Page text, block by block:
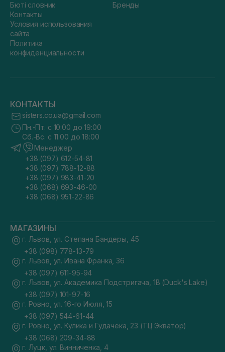
Бюті словник
Контакты
Условия использования
сайта
Политика
конфиденциальности
Бренды
КОНТАКТЫ
sisters.co.ua@gmail.com
Пн.-Пт. с 10:00 до 19:00
Сб.-Вс. с 11:00 до 18:00
Менеджер
+38 (097) 612-54-81
+38 (097) 788-12-88
+38 (097) 983-41-20
+38 (068) 693-46-00
+38 (068) 951-22-86
МАГАЗИНЫ
г. Львов, ул. Степана Бандеры, 45
+38 (098) 778-13-79
г. Львов, ул. Ивана Франка, 36
+38 (097) 611-95-94
г. Львов, ул. Академика Подстригача, 1В (Duck's Lake)
+38 (097) 101-97-16
г. Ровно, ул. 16-го Июля, 15
+38 (097) 544-61-44
г. Ровно, ул. Кулика и Гудачека, 23 (ТЦ Экватор)
+38 (068) 209-34-88
г. Луцк, ул. Винниченка, 4